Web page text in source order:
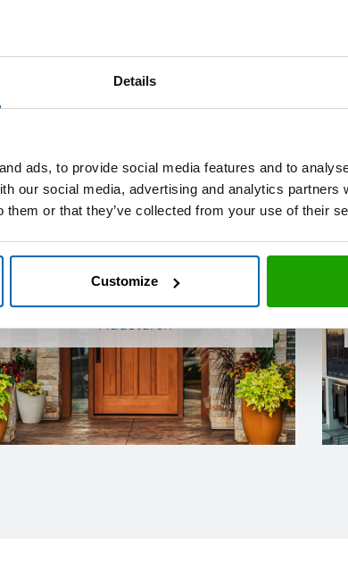
Details
ads, to provide social media features and to
our social media, advertising and analytics partners
them or that they’ve collected from your use of their
Customize
interessieren
Haustüren